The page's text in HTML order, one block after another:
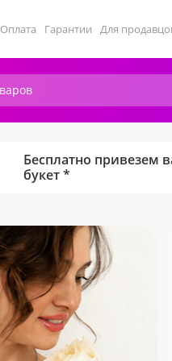
Оплата Гарантии Для
Бесплатно привезем
букет *